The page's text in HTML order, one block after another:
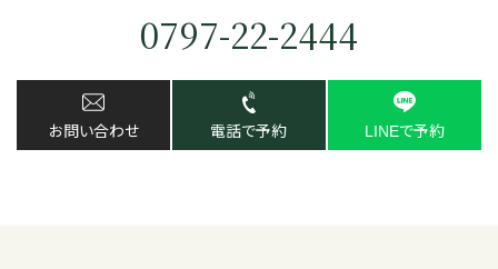
0797-22-2444
お問い合わせ 電話で予約 LINEで予約